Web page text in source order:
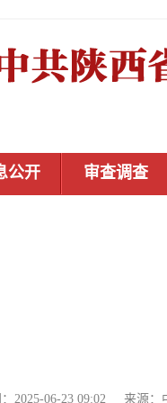
公开 审查调查
：2025-06-23 09:02 来源